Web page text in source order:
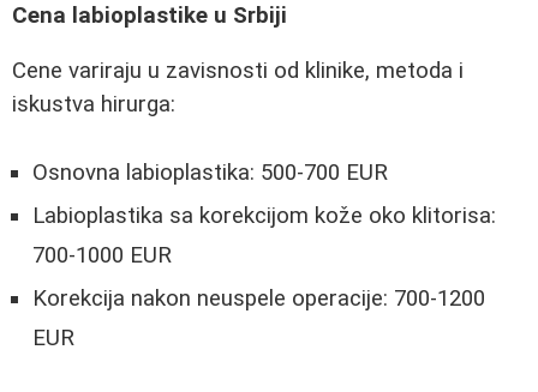
Cena labioplastike u Srbiji
Cene variraju u zavisnosti od klinike, metoda i
iskustva hirurga:
Osnovna labioplastika: 500-700 EUR
Labioplastika sa korekcijom kože oko klitorisa:
700-1000 EUR
Korekcija nakon neuspele operacije: 700-1200
EUR